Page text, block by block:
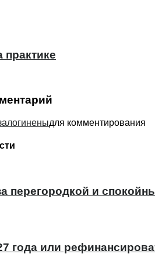
практике
для комментирования
перегородкой и
года или